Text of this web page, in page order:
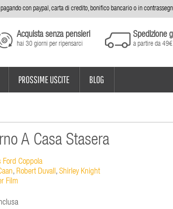
con paypal, carta di credito, bonifico bancario o in
Acquista senza pensieri
hai 30 giorni per ripensarci
Spedizione
a partire da 49€
PROSSIME USCITE BLOG
A Casa Stasera
Ford Coppola
, Robert Duvall, Shirley Knight
Film